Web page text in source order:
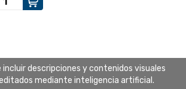
incluir descripciones y contenidos visuales
mediante inteligencia artificial.